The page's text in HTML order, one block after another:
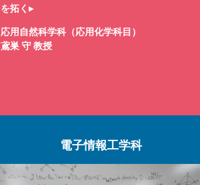
を拓く▸
応用自然科学科（応用化学科目）
鳶巣 守 教授
電子情報工学科